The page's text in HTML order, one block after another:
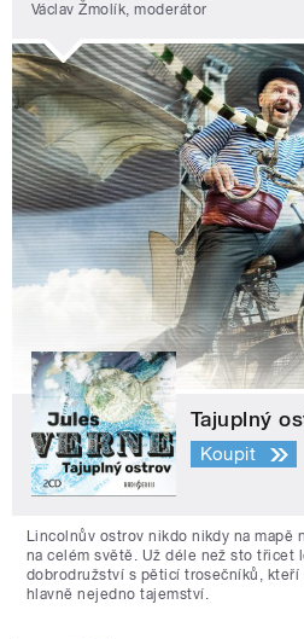
Václav Žmolík, moderátor
Tajuplný
Koupit
Lincolnův ostrov nikdo nikdy na mapě
na celém světě. Už déle než sto třicet
dobrodružství s pěticí trosečníků, kteří
hlavně nejedno tajemství.